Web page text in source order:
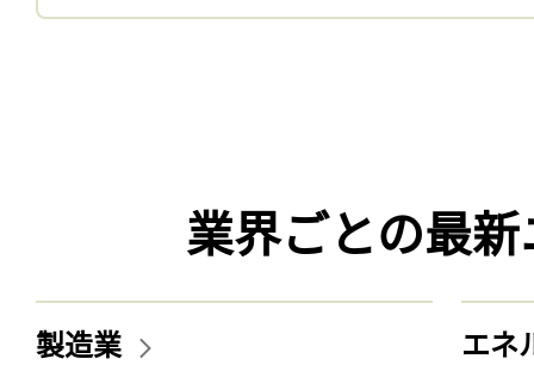
業界ごとの最
製造業 エネ